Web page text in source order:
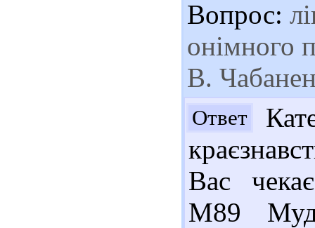
Вопрос:
онімного
В.
Ответ
Вас
М89